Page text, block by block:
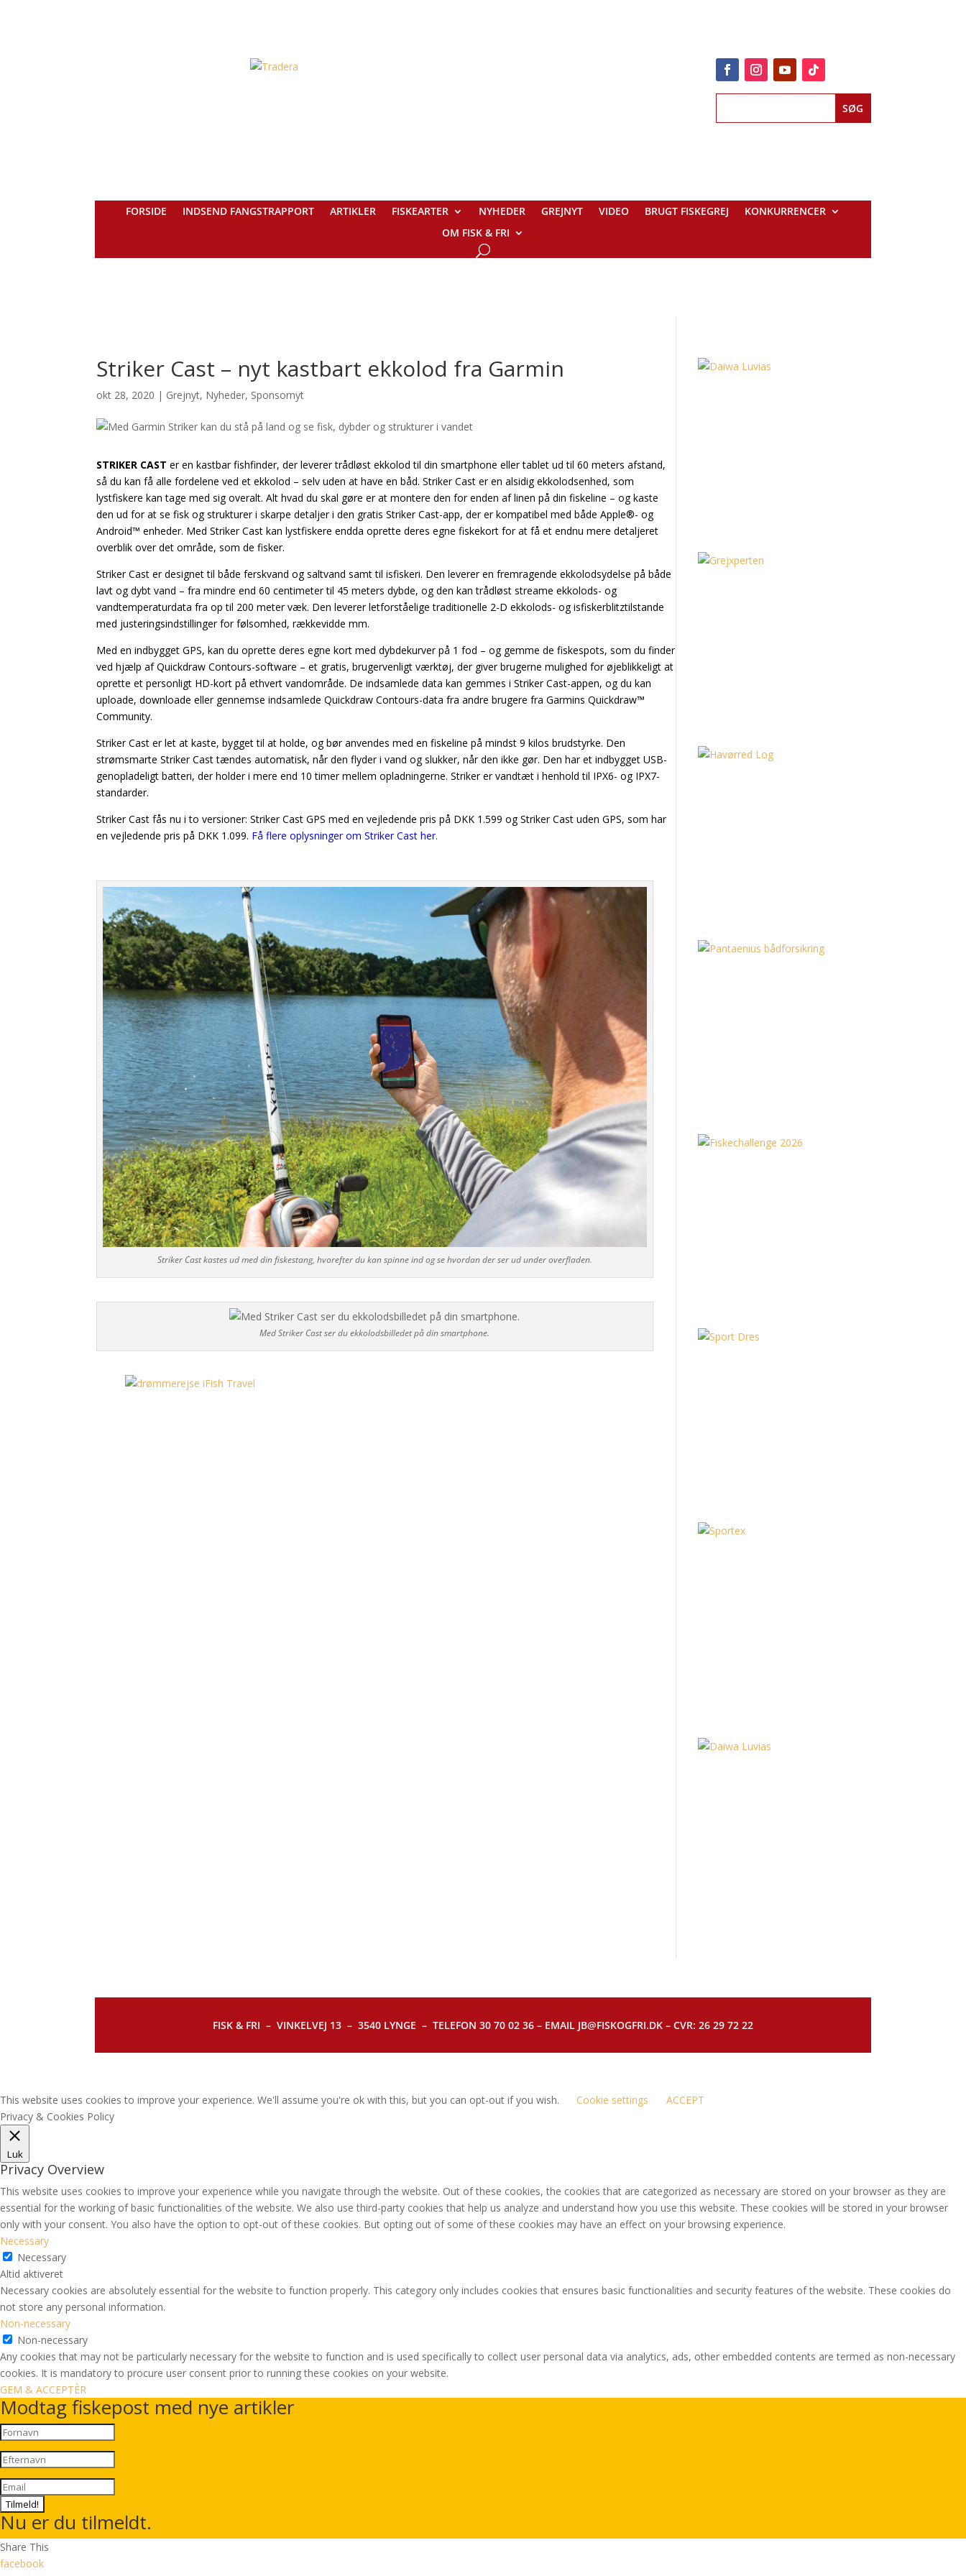
FORSIDE INDSEND FANGSTRAPPORT ARTIKLER FISKEARTER NYHEDER GREJNYT VIDEO BRUGT FISKEGREJ
KONKURRENCER
OM FISK & FRI
Striker Cast – nyt kastbart ekkolod fra Garmin
okt 28, 2020 | Grejnyt, Nyheder, Sponsornyt
STRIKER CAST er en kastbar fishfinder, der leverer trådløst ekkolod til din smartphone eller tablet ud til 60 meters afstand,
så du kan få alle fordelene ved et ekkolod – selv uden at have en båd. Striker Cast er en alsidig ekkolodsenhed, som
lystfiskere kan tage med sig overalt. Alt hvad du skal gøre er at montere den for enden af linen på din fiskeline – og kaste
den ud for at se fisk og strukturer i skarpe detaljer i den gratis Striker Cast-app, der er kompatibel med både Apple®- og
Android™ enheder. Med Striker Cast kan lystfiskere endda oprette deres egne fiskekort for at få et endnu mere detaljeret
overblik over det område, som de fisker.
Striker Cast er designet til både ferskvand og saltvand samt til isfiskeri. Den leverer en fremragende ekkolodsydelse på både
lavt og dybt vand – fra mindre end 60 centimeter til 45 meters dybde, og den kan trådløst streame ekkolods- og
vandtemperaturdata fra op til 200 meter væk. Den leverer letforståelige traditionelle 2-D ekkolods- og isfiskerblitztilstande
med justeringsindstillinger for følsomhed, rækkevidde mm.
Med en indbygget GPS, kan du oprette deres egne kort med dybdekurver på 1 fod – og gemme de fiskespots, som du finder
ved hjælp af Quickdraw Contours-software – et gratis, brugervenligt værktøj, der giver brugerne mulighed for øjeblikkeligt at
oprette et personligt HD-kort på ethvert vandområde. De indsamlede data kan gemmes i Striker Cast-appen, og du kan
uploade, downloade eller gennemse indsamlede Quickdraw Contours-data fra andre brugere fra Garmins Quickdraw™
Community.
Striker Cast er let at kaste, bygget til at holde, og bør anvendes med en fiskeline på mindst 9 kilos brudstyrke. Den
strømsmarte Striker Cast tændes automatisk, når den flyder i vand og slukker, når den ikke gør. Den har et indbygget USB-
genopladeligt batteri, der holder i mere end 10 timer mellem opladningerne. Striker er vandtæt i henhold til IPX6- og IPX7-
standarder.
Striker Cast fås nu i to versioner: Striker Cast GPS med en vejledende pris på DKK 1.599 og Striker Cast uden GPS, som har
en vejledende pris på DKK 1.099. Få flere oplysninger om Striker Cast her.
Striker Cast kastes ud med din fiskestang, hvorefter du kan spinne ind og se hvordan der ser ud under overfladen.
Med Striker Cast ser du ekkolodsbilledet på din smartphone.
FISK & FRI – VINKELVEJ 13 – 3540 LYNGE – TELEFON 30 70 02 36 – EMAIL JB@FISKOGFRI.DK – CVR: 26 29 72 22
This website uses cookies to improve your experience. We'll assume you're ok with this, but you can opt-out if you wish. Cookie settings
ACCEPT
Privacy & Cookies Policy
Luk
Privacy Overview
This website uses cookies to improve your experience while you navigate through the website. Out of these cookies, the cookies that are categorized as necessary are stored on your browser as they are
essential for the working of basic functionalities of the website. We also use third-party cookies that help us analyze and understand how you use this website. These cookies will be stored in your browser
only with your consent. You also have the option to opt-out of these cookies. But opting out of some of these cookies may have an effect on your browsing experience.
Necessary
Necessary
Altid aktiveret
Necessary cookies are absolutely essential for the website to function properly. This category only includes cookies that ensures basic functionalities and security features of the website. These cookies do
not store any personal information.
Non-necessary
Non-necessary
Any cookies that may not be particularly necessary for the website to function and is used specifically to collect user personal data via analytics, ads, other embedded contents are termed as non-necessary
cookies. It is mandatory to procure user consent prior to running these cookies on your website.
GEM & ACCEPTÈR
Modtag fiskepost med nye artikler
Tilmeld!
Nu er du tilmeldt.
Share This
facebook